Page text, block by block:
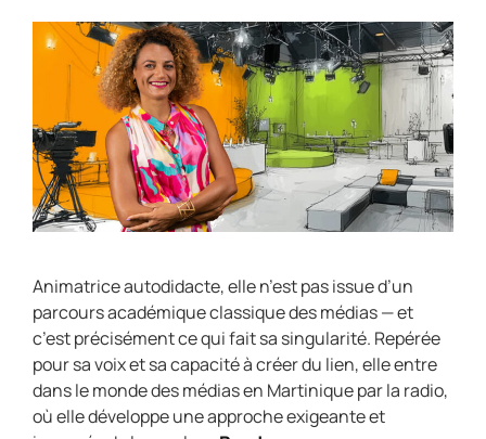
Animatrice autodidacte, elle n’est pas issue d’un
parcours académique classique des médias — et
c’est précisément ce qui fait sa singularité. Repérée
pour sa voix et sa capacité à créer du lien, elle entre
dans le monde des médias en Martinique par la radio,
où elle développe une approche exigeante et